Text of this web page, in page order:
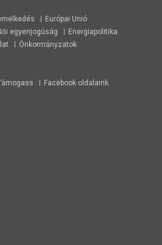
Európai Unió
egyenjogúság
Energiapolitika
Önkormányzatok
Facebook oldalaink